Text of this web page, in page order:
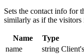
Sets the contact info for
similarly as if the visitors
Name Type
name
string